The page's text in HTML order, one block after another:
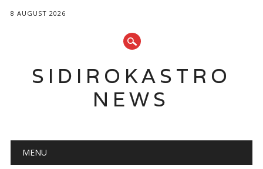
8 AUGUST 2026
SIDIROKASTRO
NEWS
Main menu
MENU